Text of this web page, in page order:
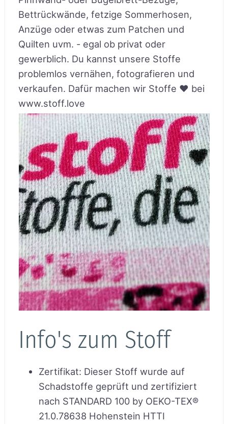
Bettrückwände, fetzige Sommerhosen,
Anzüge oder etwas zum Patchen und
Quilten uvm. - egal ob privat oder
gewerblich. Du kannst unsere Stoffe
problemlos vernähen, fotografieren und
verkaufen. Dafür machen wir Stoffe ♥ bei
www.stoff.love
Info's zum Stoff
Zertifikat: Dieser Stoff wurde auf
Schadstoffe geprüft und zertifiziert
nach STANDARD 100 by OEKO-TEX®
21.0.78638 Hohenstein HTTI